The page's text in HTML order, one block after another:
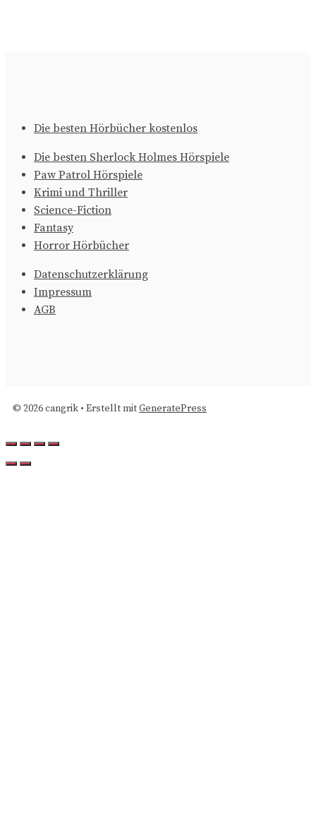
Die besten Hörbücher kostenlos
Die besten Sherlock Holmes Hörspiele
Paw Patrol Hörspiele
Krimi und Thriller
Science-Fiction
Fantasy
Horror Hörbücher
Datenschutzerklärung
Impressum
AGB
© 2026 cangrik • Erstellt mitGeneratePress